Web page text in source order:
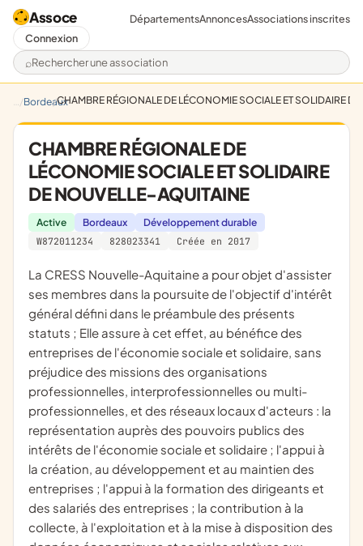
Assoce
Rechercher une association
DépartementsAnnoncesAssociations inscrites
Connexion
BordeauxCHAMBRE RÉGIONALE DE LÉCONOMIE SOCIALE ET SOLIDAIRE
CHAMBRE RÉGIONALE DE
LÉCONOMIE SOCIALE ET SOLIDAIRE
DE NOUVELLE-AQUITAINE
Active Bordeaux
Développement durable
W872011234
828023341 Créée en 2017
la CRESS Nouvelle-Aquitaine a pour objet d'assister
ses membres dans la poursuite de l'objectif d'intérêt
général défini dans le préambule des présents
statuts ; Elle assure à cet effet, au bénéfice des
entreprises de l'économie sociale et solidaire, sans
préjudice des missions des organisations
professionnelles, interprofessionnelles ou multi-
professionnelles, et des réseaux locaux d'acteurs : la
représentation auprès des pouvoirs publics des
intérêts de l'économie sociale et solidaire ; l'appui à
la création, au développement et au maintien des
entreprises ; l'appui à la formation des dirigeants et
des salariés des entreprises ; la contribution à la
collecte, à l'exploitation et à la mise à disposition des